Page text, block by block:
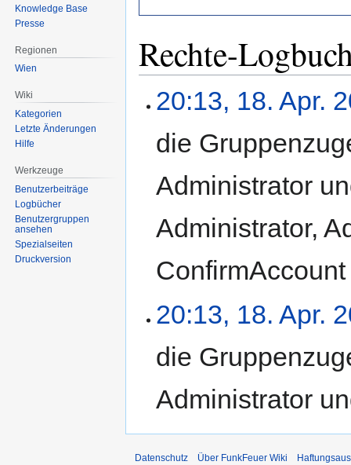
Rechte-
20:13, 18. Apr.
die
Administrator
Administrator,
ConfirmAccount
20:13, 18. Apr.
die
Administrator
Knowledge Base
Presse
Regionen
Wien
Wiki
Kategorien
Letzte Änderungen
Hilfe
Werkzeuge
Benutzerbeiträge
Logbücher
Benutzergruppen
ansehen
Spezialseiten
Druckversion
Datenschutz Über FunkFeuer Wiki